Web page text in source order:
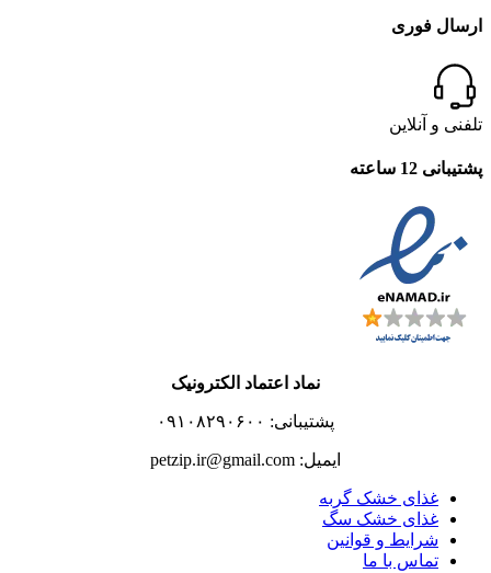
ارسال فوری
تلفنی و آنلاین
پشتیبانی 12 ساعته
نماد اعتماد الکترونیک
پشتیبانی: ۰۹۱۰۸۲۹۰۶۰۰
ایمیل: petzip.ir@gmail.com
غذای خشک گربه
غذای خشک سگ
شرایط و قوانین
تماس با ما